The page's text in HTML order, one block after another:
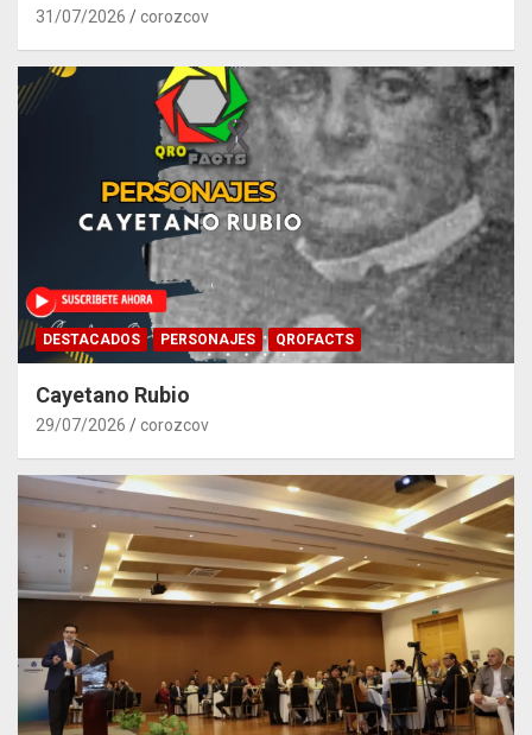
31/07/2026 corozcov
DESTACADOS PERSONAJES QROFACTS
Cayetano Rubio
29/07/2026 corozcov